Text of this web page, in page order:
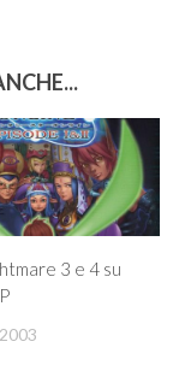
3 e 4 su